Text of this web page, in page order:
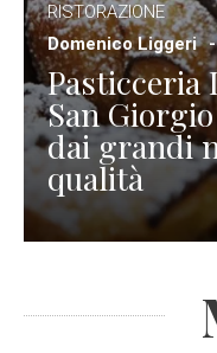
RISTORAZIONE
Domenico Liggeri
Pasticceria
San
dai grandi
qualità